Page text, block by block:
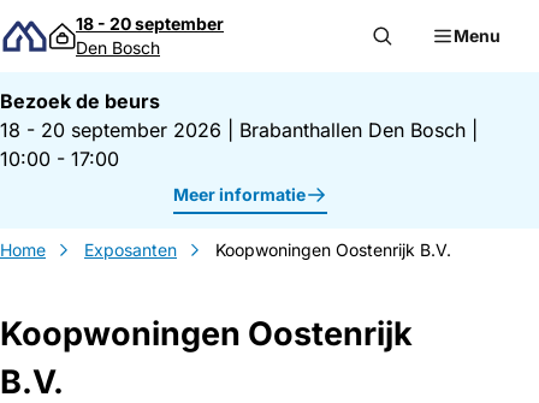
Direct naar inhoud
18 - 20 september
Den Bosch
Menu
Bezoek de beurs
18 - 20 september 2026
Brabanthallen Den Bosch
10:00 - 17:00
Meer informatie
Home Exposanten Koopwoningen Oostenrijk B.V.
Koopwoningen Oostenrijk
B.V.